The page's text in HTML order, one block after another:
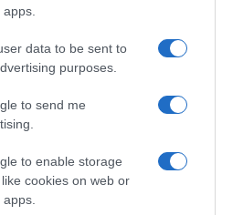
data to be sent to
purposes.
to send me
to enable storage
cookies on web or
los precios subrayan la
y la importancia de
se mantengan
tendencias actuales
de compra más